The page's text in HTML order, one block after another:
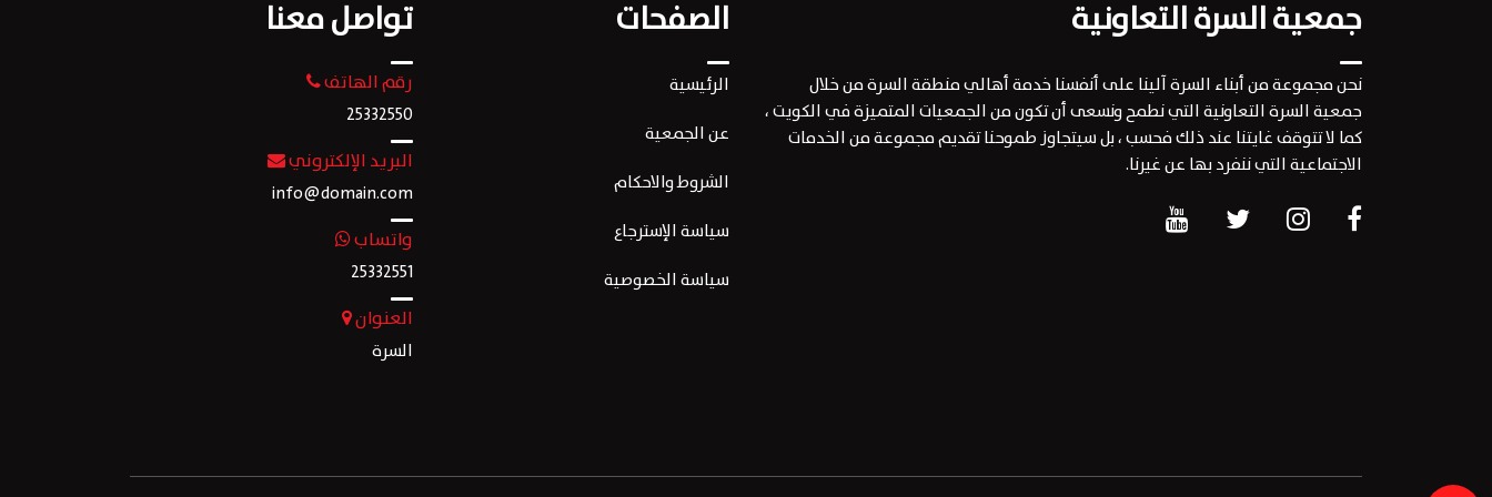
جمعية السرة التعاونية
نحن مجموعة من أبناء السرة آلينا على أنفسنا خدمة أهالي منطقة السرة من خلال
جمعية السرة التعاونية التي نطمح ونسعى أن تكون من الجمعيات المتميزة في الكويت ،
كما لا تتوقف غايتنا عند ذلك فحسب ، بل سيتجاوز طموحنا تقديم مجموعة من الخدمات
الاجتماعية التي ننفرد بها عن غيرنا.
الصفحات
الرئيسية
عن الجمعية
الشروط والاحكام
سياسة الإسترجاع
سياسة الخصوصية
تواصل معنا
رقم الهاتف
25332550
البريد الإلكتروني
info@domain.com
واتساب
25332551
العنوان
السرة